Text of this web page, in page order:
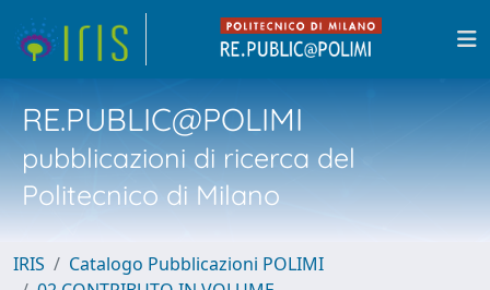
RE.PUBLIC@POLIMI
pubblicazioni di ricerca del
Politecnico di Milano
IRIS
Catalogo Pubblicazioni POLIMI